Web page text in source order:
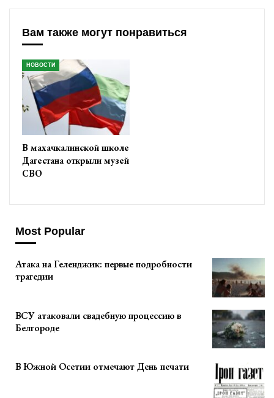
Вам также могут понравиться
НОВОСТИ
В махачкалинской школе
Дагестана открыли музей
СВО
Most Popular
Атака на Геленджик: первые подробности
трагедии
ВСУ атаковали свадебную процессию в
Белгороде
В Южной Осетии отмечают День печати